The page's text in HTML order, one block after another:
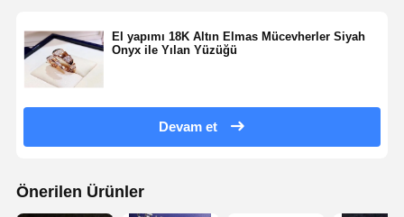
El yapımı 18K Altın Elmas Mücevherler Siyah
Onyx ile Yılan Yüzüğü
Devam et
Önerilen Ürünler